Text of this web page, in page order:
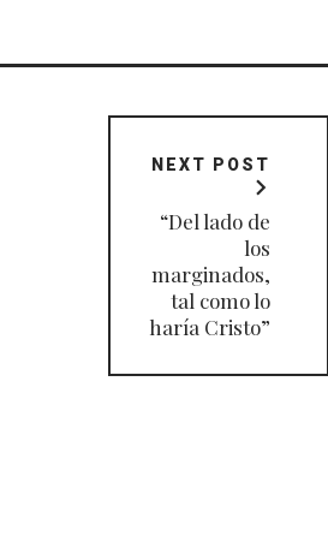
NEXT POST
“Del lado de
los
marginados,
tal como lo
haría Cristo”